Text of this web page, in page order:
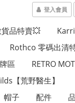
登入會員
品特賣💥
Rothco 零碼出清
區
RETRO
【荒野醫生】
帽子 配件